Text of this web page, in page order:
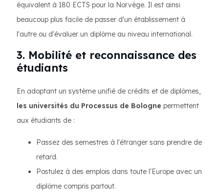
équivalent à 180 ECTS pour la Norvège. Il est ainsi
beaucoup plus facile de passer d'un établissement à
l'autre ou d'évaluer un diplôme au niveau international.
3. Mobilité et reconnaissance des
étudiants
En adoptant un système unifié de crédits et de diplômes,
les universités du Processus de Bologne permettent
aux étudiants de :
Passez des semestres à l'étranger sans prendre de
retard.
Postulez à des emplois dans toute l'Europe avec un
diplôme compris partout.